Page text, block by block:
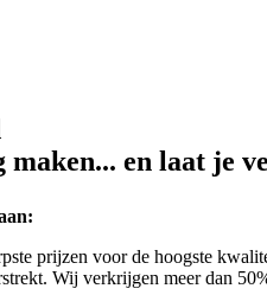
maken... en laat je
prijzen voor de hoogste
Wij verkrijgen meer dan